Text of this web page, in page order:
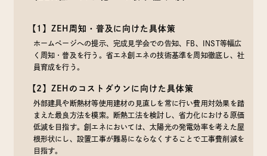
【1】ZEH周知・普及に向けた具体策
ホームページへの提示、完成見学会での告知、FB、INST等幅広
く周知・普及を行う。省エネ創エネの技術基準を周知徹底し、社
員育成を行う。
【2】ZEHのコストダウンに向けた具体策
外部建具や断熱材等使用建材の見直しを常に行い費用対効果を踏
まえた最良方法を模索。断熱工法を検討し、省力化における原価
低減を目指す。創エネにおいては、太陽光の発電効率を考えた屋
根形状にし、設置工事が難易にならなくすることで工事費削減を
目指す。